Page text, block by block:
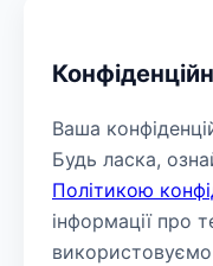
Ваша
Будь ласка,
Політикою
інформації про